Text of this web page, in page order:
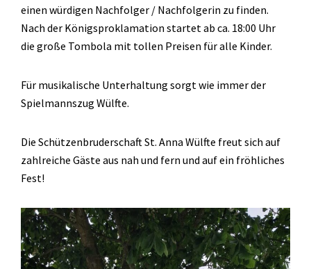
einen würdigen Nachfolger / Nachfolgerin zu finden.
Nach der Königsproklamation startet ab ca. 18:00 Uhr
die große Tombola mit tollen Preisen für alle Kinder.
Für musikalische Unterhaltung sorgt wie immer der
Spielmannszug Wülfte.
Die Schützenbruderschaft St. Anna Wülfte freut sich auf
zahlreiche Gäste aus nah und fern und auf ein fröhliches
Fest!